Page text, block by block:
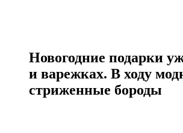
Новогодние подарки
и варежках. В ходу
стриженные бороды